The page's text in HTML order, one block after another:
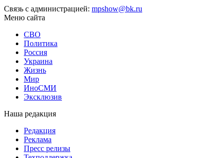
Связь с администрацией: mpshow@bk.ru
Меню сайта
СВО
Политика
Россия
Украина
Жизнь
Мир
ИноСМИ
Эксклюзив
Наша редакция
Редакция
Реклама
Пресс релизы